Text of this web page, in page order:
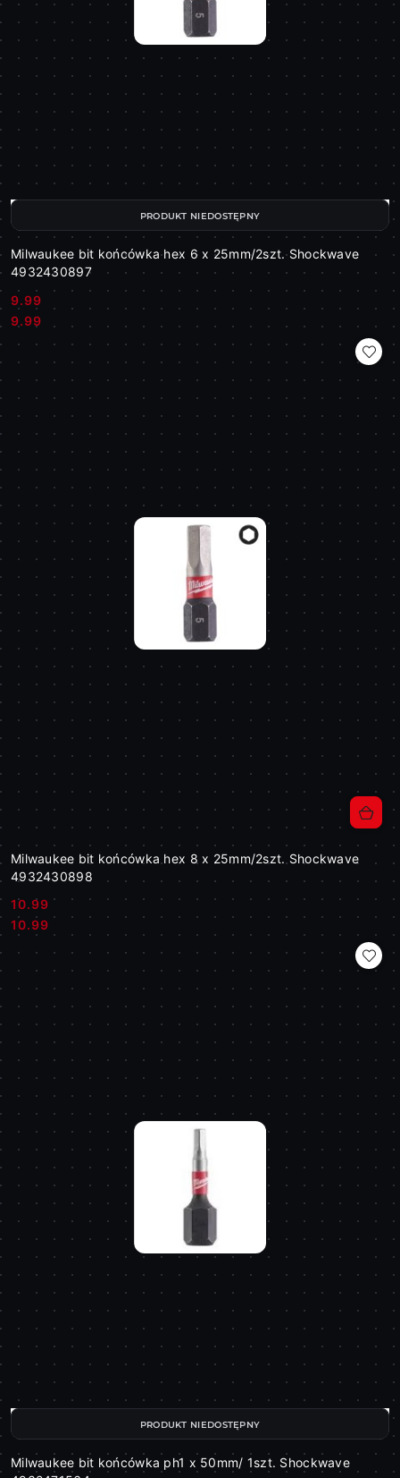
Milwaukee bit końcówka hex 6 x 25mm/2szt. Shockwave
4932430897
Cena:
9.99
Cena:
9.99
PRODUKT NIEDOSTĘPNY
Milwaukee bit końcówka hex 8 x 25mm/2szt. Shockwave
4932430898
Cena:
10.99
Cena:
10.99
Milwaukee bit końcówka ph1 x 50mm/ 1szt. Shockwave
PRODUKT NIEDOSTĘPNY